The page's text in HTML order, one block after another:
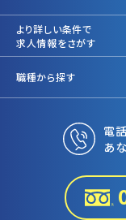
より詳しい条件で
求人情報をさがす
職種から探す
電
あ